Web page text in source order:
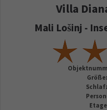
Villa
Mali Lošinj -
Größe: